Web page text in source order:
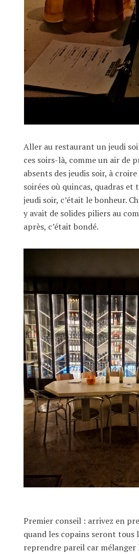
Aller au restaurant un jeudi
ces soirs-là, comme un air de
absents des jeudis soir, à
soirées où quincas, quadras
jeudi soir, c’était le bonheur.
y avait de solides piliers au
après, c’était bondé.
Premier conseil : arrivez en
quand les copains seront tous
reprendre pareil car mélanger